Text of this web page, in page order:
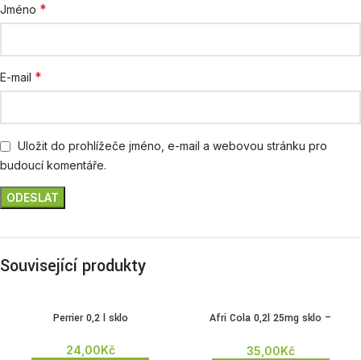
Jméno *
E-mail *
Uložit do prohlížeče jméno, e-mail a webovou stránku pro
budoucí komentáře.
Související produkty
Perrier 0,2 l sklo
24,00Kč
Afri Cola 0,2l 25mg sklo –
35,00Kč